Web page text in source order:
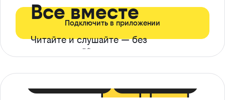
Все вместе
Читайте и слушайте — без
ограничений*
Подключить в приложении